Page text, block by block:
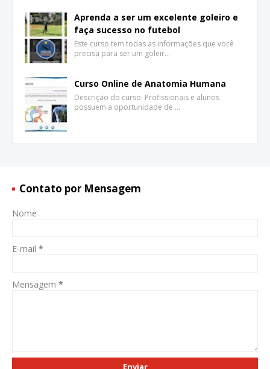
Aprenda a ser um excelente goleiro e
faça sucesso no futebol
Este curso tem todas as informações que você
precisa para ser um goleir…
Curso Online de Anatomia Humana
Descrição do curso: Profissionais e alunos
possuem a oportunidade de …
Contato por Mensagem
Nome
E-mail *
Mensagem *